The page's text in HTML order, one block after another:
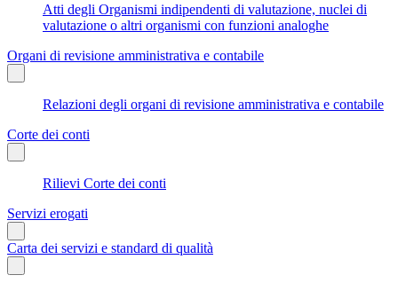
Atti degli Organismi indipendenti di valutazione, nuclei di
valutazione o altri organismi con funzioni analoghe
Organi di revisione amministrativa e contabile
Relazioni degli organi di revisione amministrativa e contabile
Corte dei conti
Rilievi Corte dei conti
Servizi erogati
Carta dei servizi e standard di qualità